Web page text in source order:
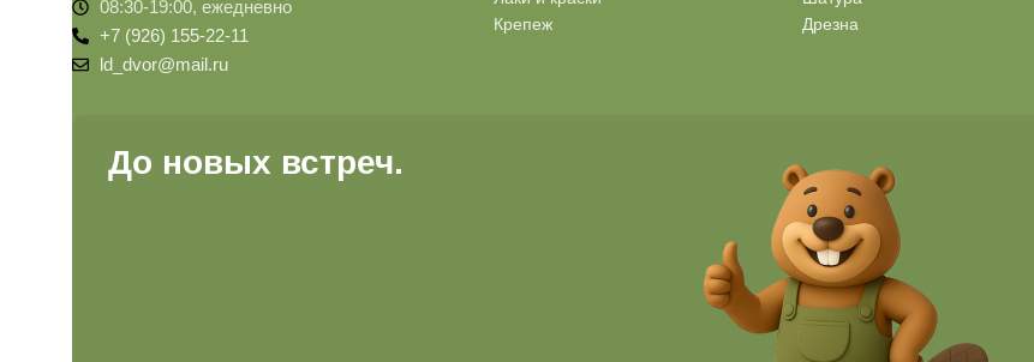
08:30-19:00, ежедневно
+7 (926) 155-22-11
ld_dvor@mail.ru
Крепеж
Дрезна
До новых встреч.